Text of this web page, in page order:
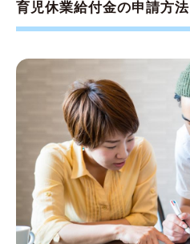
育児休業給付金の申請方法